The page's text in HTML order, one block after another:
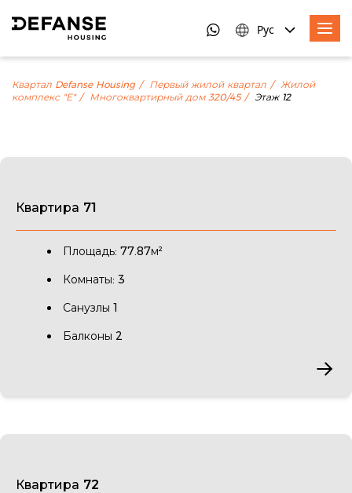
Рус
Квартал Defanse Housing Первый жилой квартал
Жилой
комплекс "Е"
Многоквартирный дом 320/45 Этаж 12
Квартира 71
Площадь: 77.87м²
Комнаты: 3
Санузлы 1
Балконы 2
Квартира 72